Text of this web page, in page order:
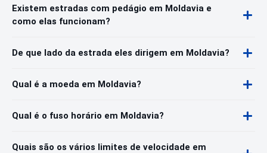
Existem estradas com pedágio em Moldavia e
como elas funcionam?
De que lado da estrada eles dirigem em Moldavia?
Qual é a moeda em Moldavia?
Qual é o fuso horário em Moldavia?
Quais são os vários limites de velocidade em